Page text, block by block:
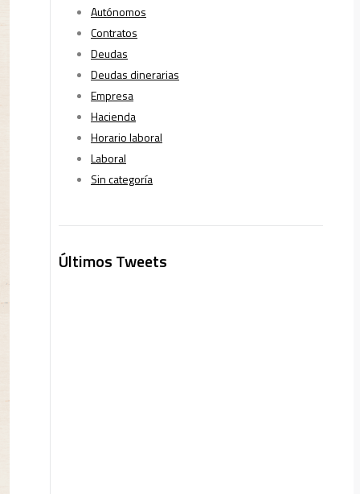
Autónomos
Contratos
Deudas
Deudas dinerarias
Empresa
Hacienda
Horario laboral
Laboral
Sin categoría
Últimos Tweets